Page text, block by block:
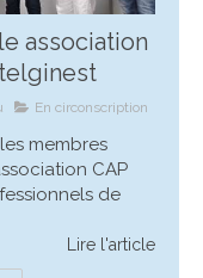
association
En circonscription
membres
CAP
de
Lire l'article